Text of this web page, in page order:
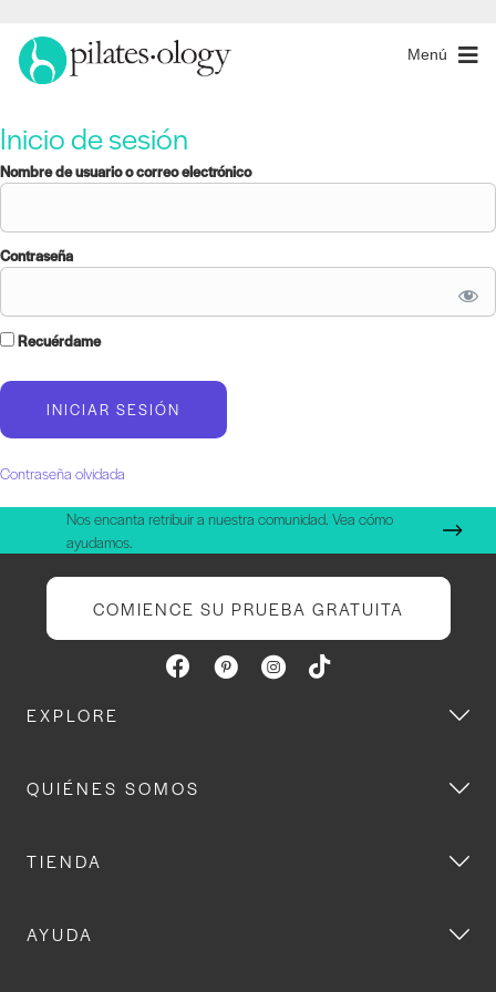
Menú
Inicio de sesión
Nombre de usuario o correo electrónico
Contraseña
Recuérdame
Contraseña olvidada
Nos encanta retribuir a nuestra comunidad. Vea cómo
ayudamos.
COMIENCE SU PRUEBA GRATUITA
EXPLORE
QUIÉNES SOMOS
TIENDA
AYUDA